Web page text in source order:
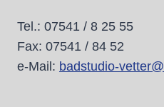
Tel.: 07541 / 8 25 55
Fax: 07541 / 84 52
e-Mail: badstudio-